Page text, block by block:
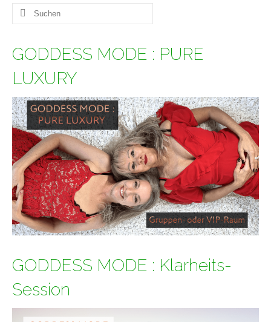
Suchen
nach:
GODDESS MODE : PURE
LUXURY
GODDESS MODE : Klarheits-
Session